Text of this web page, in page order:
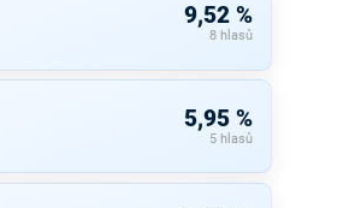
9,52 %
8 hlasů
5,95 %
5 hlasů